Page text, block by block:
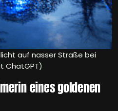
auf nasser Straße bei
ChatGPT)
eines goldenen